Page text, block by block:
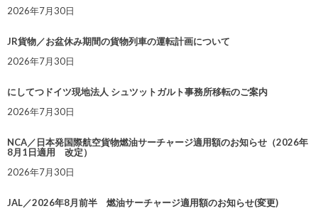
2026年7月30日
JR貨物／お盆休み期間の貨物列車の運転計画について
2026年7月30日
にしてつドイツ現地法人 シュツットガルト事務所移転のご案内
2026年7月30日
NCA／日本発国際航空貨物燃油サーチャージ適用額のお知らせ（2026年
8月1日適用 改定）
2026年7月30日
JAL／2026年8月前半 燃油サーチャージ適用額のお知らせ(変更)